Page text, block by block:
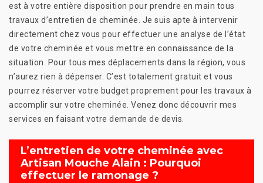
est à votre entière disposition pour prendre en main tous
travaux d’entretien de cheminée. Je suis apte à intervenir
directement chez vous pour effectuer une analyse de l’état
de votre cheminée et vous mettre en connaissance de la
situation. Pour tous mes déplacements dans la région, vous
n’aurez rien à dépenser. C’est totalement gratuit et vous
pourrez réserver votre budget proprement pour les travaux à
accomplir sur votre cheminée. Venez donc découvrir mes
services en faisant votre demande de devis.
L’entretien de votre cheminée avec
Artisan Mouche Alain : Pourquoi
effectuer le ramonage ?